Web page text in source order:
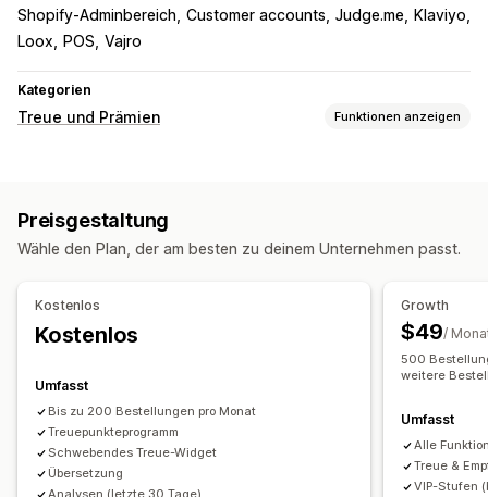
Shopify-Adminbereich Customer accounts Judge.me
Klaviyo
Loox
POS Vajro
Kategorien
Treue und Prämien Funktionen anzeigen
Prämien, die du anbieten kannst
Preisgestaltung
Wähle den Plan, der am besten zu deinem Unternehmen passt.
Kostenlos
Kostenlos
Umfasst
Bis zu 200 Bestellungen pro Monat
Treuepunkteprogramm
Schwebendes Treue-Widget
Übersetzung
Growth
$49/
500
weitere
Umfasst
Alle
Treue &
VIP-Stufen